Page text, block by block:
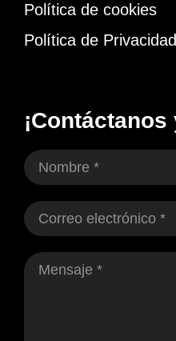
Política de cookies
Política de Privacidad